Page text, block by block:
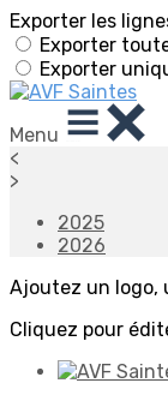
Exporter les
Exporter
Exporter
Menu
<
>
2025
2026
Ajoutez un logo,
Cliquez pour